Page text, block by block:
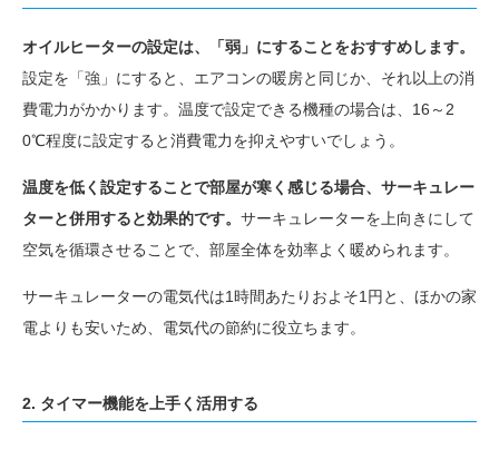
オイルヒーターの設定は、「弱」にすることをおすすめします。
設定を「強」にすると、エアコンの暖房と同じか、それ以上の消
費電力がかかります。温度で設定できる機種の場合は、16～2
0℃程度に設定すると消費電力を抑えやすいでしょう。
温度を低く設定することで部屋が寒く感じる場合、サーキュレー
ターと併用すると効果的です。 サーキュレーターを上向きにして
空気を循環させることで、部屋全体を効率よく暖められます。
サーキュレーターの電気代は1時間あたりおよそ1円と、ほかの家
電よりも安いため、電気代の節約に役立ちます。
2. タイマー機能を上手く活用する